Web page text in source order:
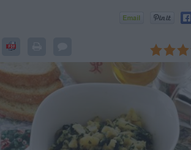
Mangold war lange Zeit in Vergessenheit geraten. Nicht
Kartoffeln feiert das gesunde Gemüse inzwischen jedoch
sein Comeback.